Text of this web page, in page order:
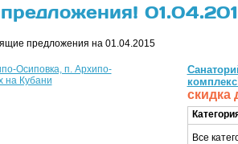
предложения на 01.04.2015
скидка
Все